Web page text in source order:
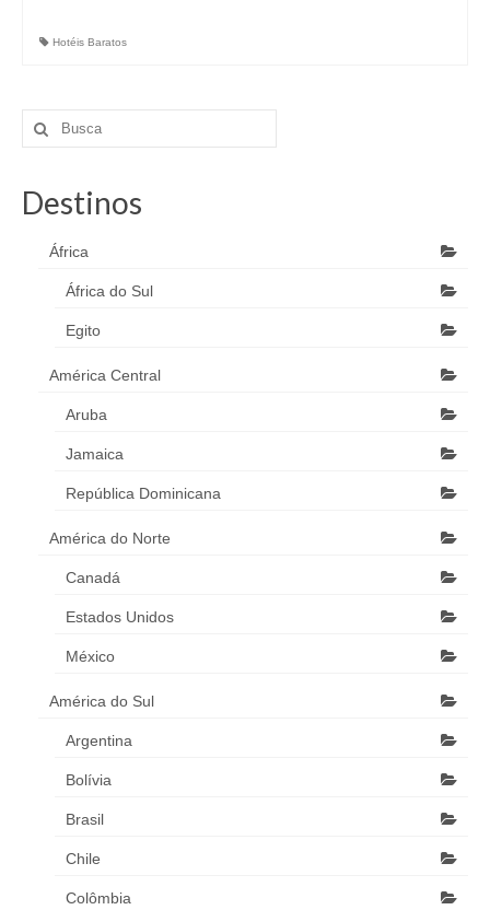
Hotéis Baratos
Destinos
África
África do Sul
Egito
América Central
Aruba
Jamaica
República Dominicana
América do Norte
Canadá
Estados Unidos
México
América do Sul
Argentina
Bolívia
Brasil
Chile
Colômbia